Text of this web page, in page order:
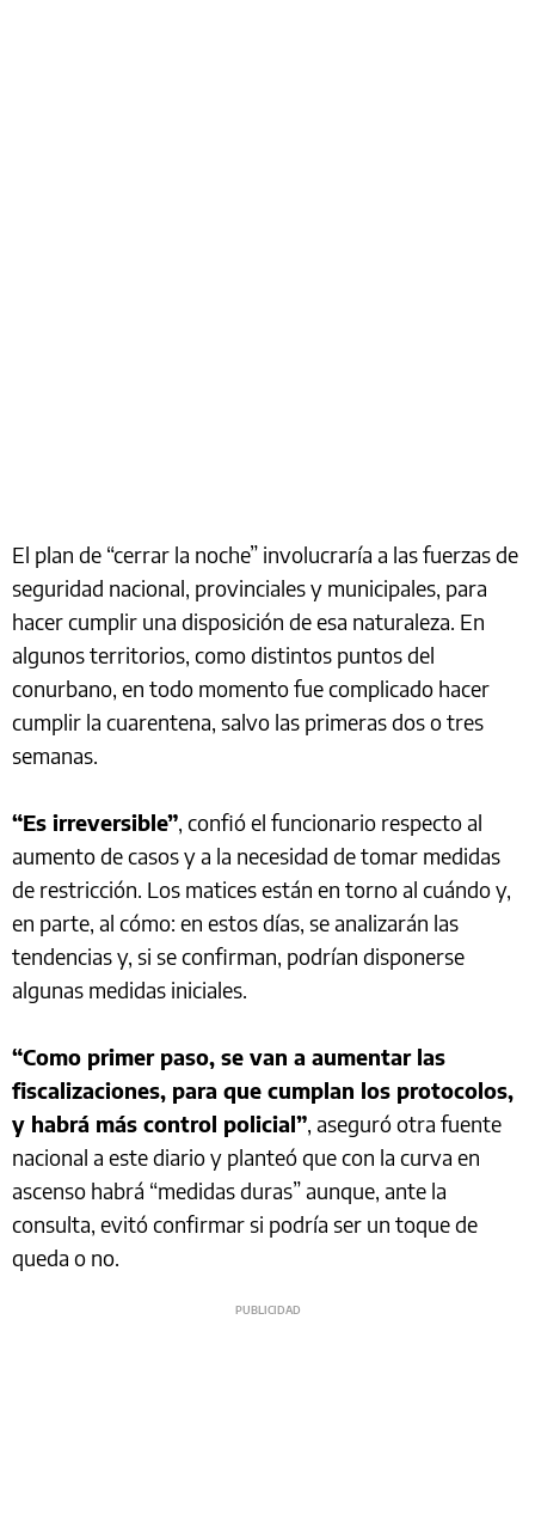
El plan de “cerrar la noche” involucraría a las fuerzas de
seguridad nacional, provinciales y municipales, para
hacer cumplir una disposición de esa naturaleza. En
algunos territorios, como distintos puntos del
conurbano, en todo momento fue complicado hacer
cumplir la cuarentena, salvo las primeras dos o tres
semanas.
“Es irreversible” , confió el funcionario respecto al
aumento de casos y a la necesidad de tomar medidas
de restricción. Los matices están en torno al cuándo y,
en parte, al cómo: en estos días, se analizarán las
tendencias y, si se confirman, podrían disponerse
algunas medidas iniciales.
“Como primer paso, se van a aumentar las
fiscalizaciones, para que cumplan los protocolos,
y habrá más control policial” , aseguró otra fuente
nacional a este diario y planteó que con la curva en
ascenso habrá “medidas duras” aunque, ante la
consulta, evitó confirmar si podría ser un toque de
queda o no.